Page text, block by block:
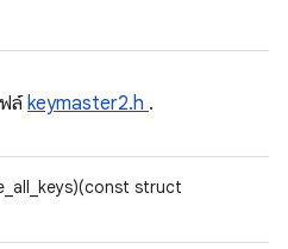
ล์keymaster2.h .
struct